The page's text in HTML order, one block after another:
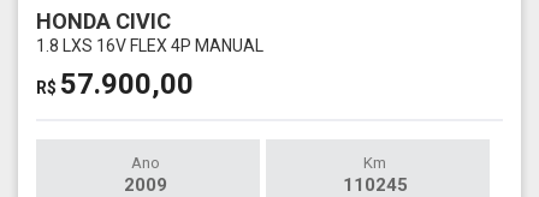
HONDA CIVIC
1.8 LXS 16V FLEX 4P MANUAL
R$ 57.900,00
Ano
2009
Km
110245